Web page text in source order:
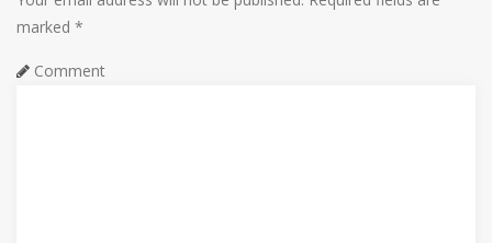
a
v
marked *
Comment